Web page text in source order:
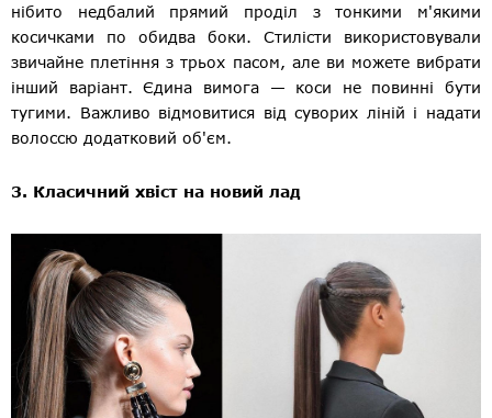
нібито недбалий прямий проділ з тонкими м'якими
косичками по обидва боки. Стилісти використовували
звичайне плетіння з трьох пасом, але ви можете вибрати
інший варіант. Єдина вимога — коси не повинні бути
тугими. Важливо відмовитися від суворих ліній і надати
волоссю додатковий об'єм.
3. Класичний хвіст на новий лад